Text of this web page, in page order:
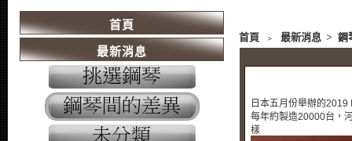
首頁 ﹥ 最新消息 > 鋼
日本五月份舉辦的
每年約製造20000台，
樣
首頁
最新消息